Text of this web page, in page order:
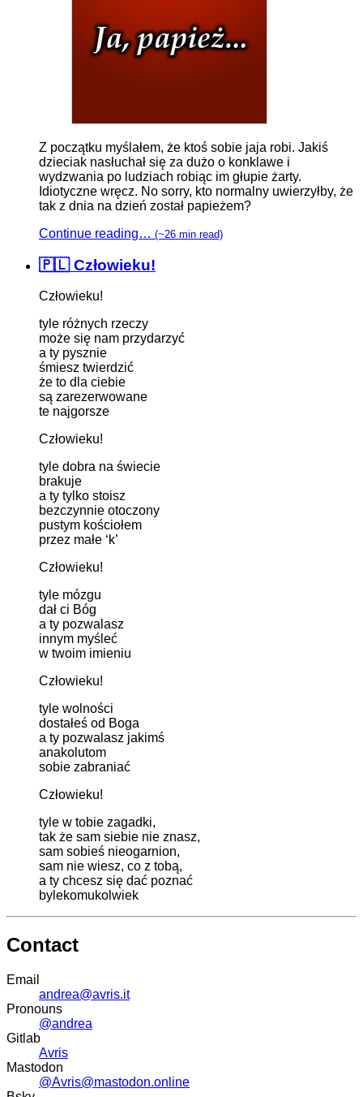
Z początku myślałem, że ktoś sobie jaja robi. Jakiś
dzieciak nasłuchał się za dużo o konklawe i
wydzwania po ludziach robiąc im głupie żarty.
Idiotyczne wręcz. No sorry, kto normalny uwierzyłby, że
tak z dnia na dzień został papieżem?
Continue reading… (~26 min read)
🇵🇱 Człowieku!
Człowieku!
tyle różnych rzeczy
może się nam przydarzyć
a ty pysznie
śmiesz twierdzić
że to dla ciebie
są zarezerwowane
te najgorsze
Człowieku!
tyle dobra na świecie
brakuje
a ty tylko stoisz
bezczynnie otoczony
pustym kościołem
przez małe ‘k’
Człowieku!
tyle mózgu
dał ci Bóg
a ty pozwalasz
innym myśleć
w twoim imieniu
Człowieku!
tyle wolności
dostałeś od Boga
a ty pozwalasz jakimś
anakolutom
sobie zabraniać
Człowieku!
tyle w tobie zagadki,
tak że sam siebie nie znasz,
sam sobieś nieogarnion,
sam nie wiesz, co z tobą,
a ty chcesz się dać poznać
bylekomukolwiek
Contact
Email
andrea@avris.it
Pronouns
@andrea
Gitlab
Avris
Mastodon
@Avris@mastodon.online